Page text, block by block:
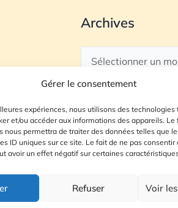
Gérer le consentement
expériences, nous utilisons des technologies
et/ou accéder aux informations des appareils.
nous permettra de traiter des données telles que
ID uniques sur ce site. Le fait de ne pas consentir
avoir un effet négatif sur certaines
Refuser Voir
Archives
du site